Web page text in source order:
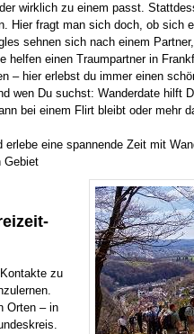
wirklich zu einem passt.
Hier fragt man sich doch, ob sich
sehnen sich nach einem
helfen einen Traumpartner in
– hier erlebst du immer einen
wen Du suchst: Wanderdate hilft
bei einem Flirt bleibt oder mehr
eine spannende Zeit mit
Gebiet
zu
Orten – in